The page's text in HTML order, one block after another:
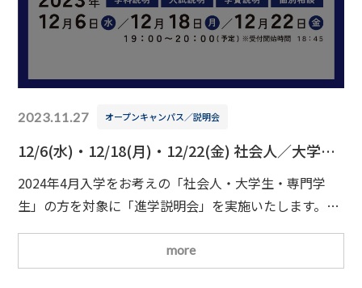
2023.11.27 オープンキャンパス／説明会
12/6(水)・12/18(月)・12/22(金) 社会人／大学生
／専門学生のための進学説明会
2024年4月入学をお考えの「社会人・大学生・専門学
生」の方を対象に「進学説明会」を実施いたします。年
内中に不安を解消できるイベントとなりますので、この
機会にぜひご参加ください
日時・2023/12/6(水)19：
00～20：00(予定)・2023/12/18(月)19：00～20：00(予
more